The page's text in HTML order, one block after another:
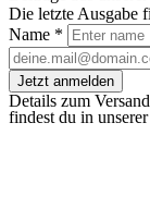
Die letzte Ausgabe
Name *
Jetzt anmelden
Details zum
findest du in unserer